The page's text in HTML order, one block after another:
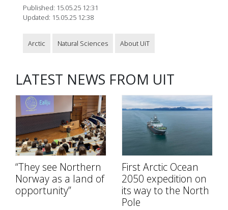
Published: 15.05.25 12:31
Updated: 15.05.25 12:38
Arctic Natural Sciences About UiT
LATEST NEWS FROM UIT
“They see Northern
Norway as a land of
opportunity”
First Arctic Ocean
2050 expedition on
its way to the North
Pole